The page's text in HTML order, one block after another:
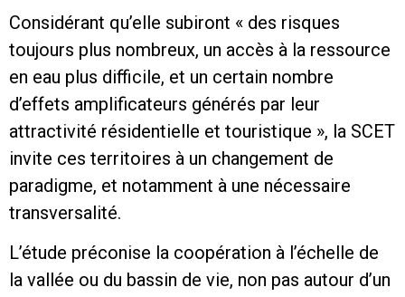
Considérant qu’elle subiront « des risques
toujours plus nombreux, un accès à la ressource
en eau plus difficile, et un certain nombre
d’effets amplificateurs générés par leur
attractivité résidentielle et touristique », la SCET
invite ces territoires à un changement de
paradigme, et notamment à une nécessaire
transversalité.
L’étude préconise la coopération à l’échelle de
la vallée ou du bassin de vie, non pas autour d’un